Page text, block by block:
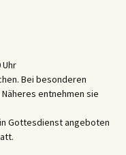
Bei besonderen
entnehmen sie
Gottesdienst angeboten